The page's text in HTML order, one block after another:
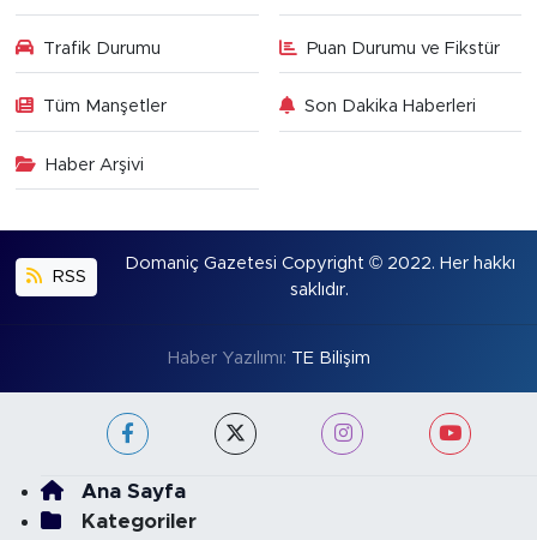
Trafik Durumu Puan Durumu ve Fikstür
Tüm Manşetler Son Dakika Haberleri
Haber Arşivi
RSS
Domaniç Gazetesi Copyright © 2022. Her hakkı
saklıdır.
Haber Yazılımı: TE Bilişim
Ana Sayfa
Kategoriler